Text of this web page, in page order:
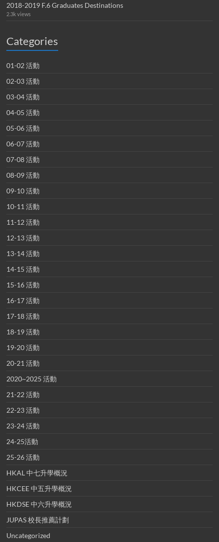
2018-2019 F.6 Graduates Destinations
2.3k views
Categories
01-02 活動
02-03 活動
03-04 活動
04-05 活動
05-06 活動
06-07 活動
07-08 活動
08-09 活動
09-10 活動
10-11 活動
11-12 活動
12-13 活動
13-14 活動
14-15 活動
15-16 活動
16-17 活動
17-18 活動
18-19 活動
19-20 活動
20-21 活動
2020~2025 活動
21-22 活動
22-23 活動
23-24 活動
24-25活動
25-26 活動
HKAL 中七升學概況
HKCEE 中五升學概況
HKDSE 中六升學概況
JUPAS 校長推薦計劃
Uncategorized